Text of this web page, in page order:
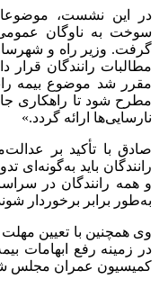
در این نشست،
سوخت به ناوگان
گرفت. وزیر راه و
مطالبات رانندگان قرار
مقرر شد موضوع بیمه
مطرح شود تا راهکاری
نارسایی‌ها ارائه گردد.»
صادق با تأکید بر
رانندگان باید به‌گونه‌ای
و همه رانندگان در
به‌طور برابر برخوردار
در زمینه رفع ابهامات
کمیسیون عمران مجلس